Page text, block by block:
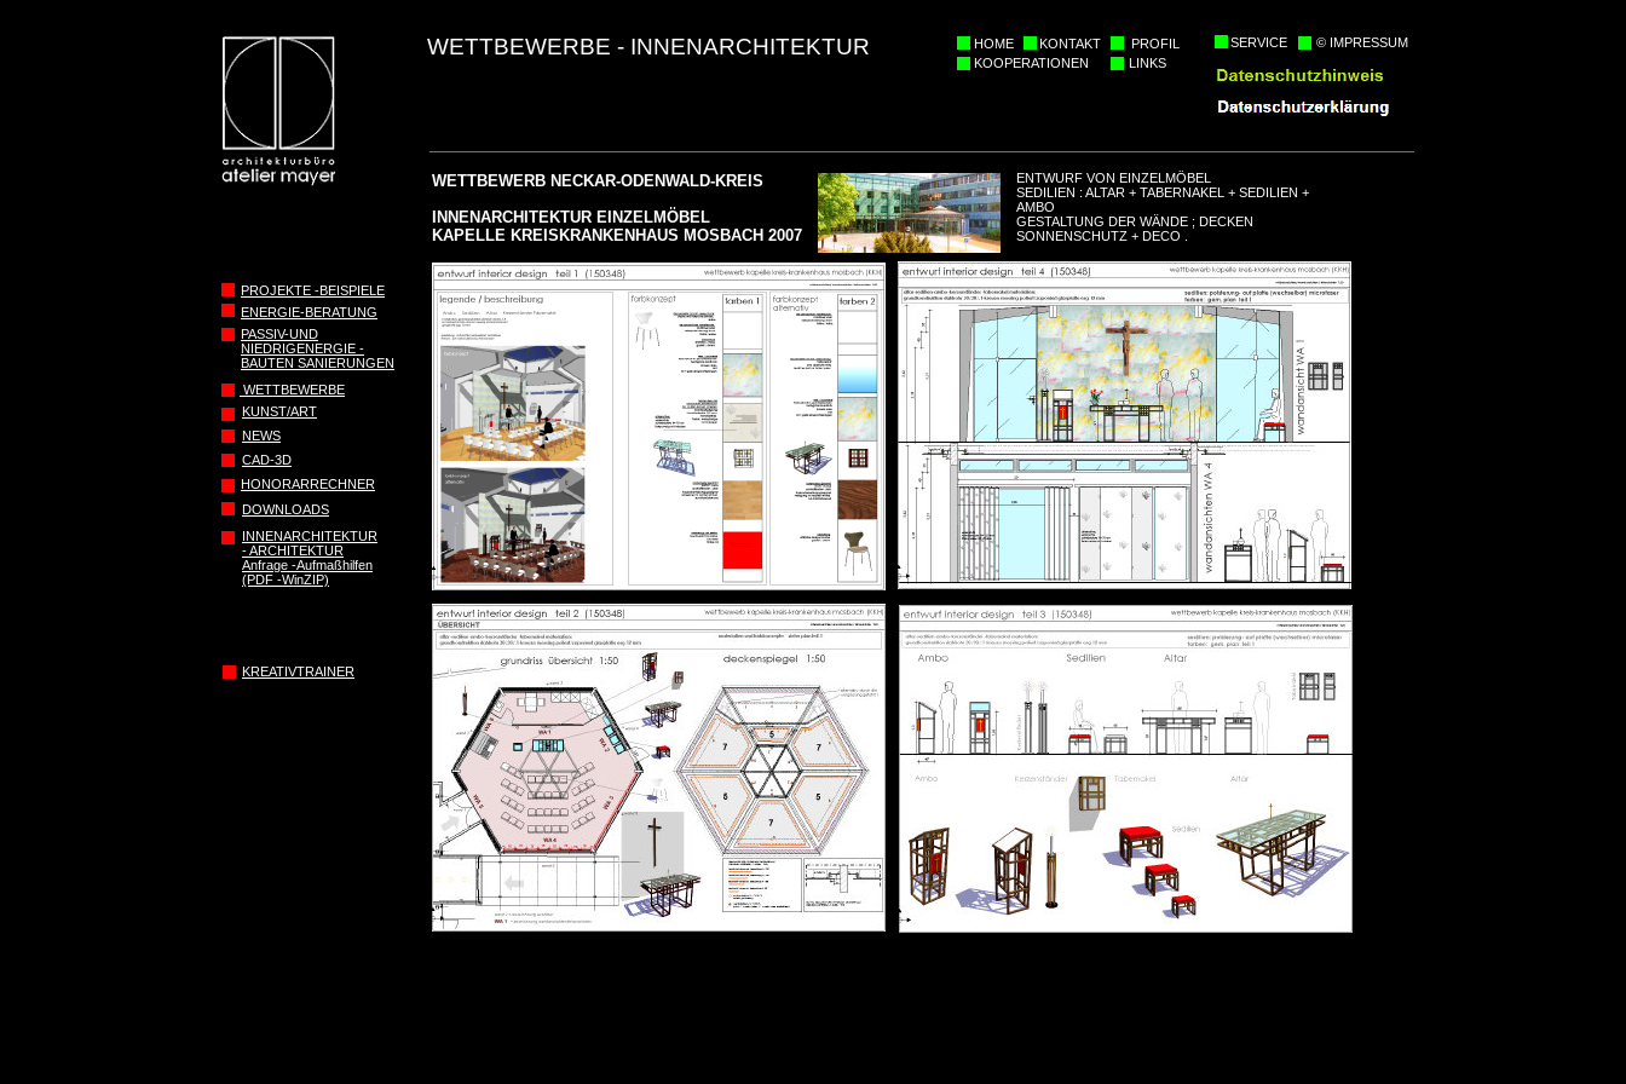
ENTWURF VON EINZELMÖBEL
SEDILIEN : ALTAR + TABERNAKEL + SEDILIEN +
AMBO
GESTALTUNG DER WÄNDE ; DECKEN
SONNENSCHUTZ + DECO .
WETTBEWERB NECKAR-ODENWALD-KREIS
INNENARCHITEKTUR EINZELMÖBEL
KAPELLE KREISKRANKENHAUS MOSBACH 2007
WETTBEWERBE - INNENARCHITEKTUR
NEWS
CAD-3D
DOWNLOADS
PASSIV-UND
NIEDRIGENERGIE -
BAUTEN SANIERUNGEN
ENERGIE-BERATUNG
INNENARCHITEKTUR
- ARCHITEKTUR
Anfrage -Aufmaßhilfen
(PDF -WinZIP)
KREATIVTRAINER
WETTBEWERBE
KUNST/ART
PROJEKTE -BEISPIELE
HONORARRECHNER
SERVICE
LINKS
KONTAKT
HOME
KOOPERATIONEN
PROFIL © IMPRESSUM